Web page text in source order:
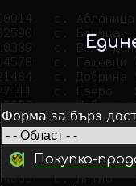
Форма за бърз
Покупко-